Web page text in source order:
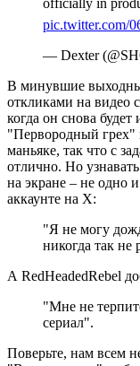
pic.twitter.com/
— Dexter
В минувшие
откликами на видео
когда он снова
"Первородный
маньяке, так что с
отлично. Но
на экране – не одно
аккаунте на X:
"Я не могу
никогда так не
А RedHeadedRebel
"Мне не
сериал".
Поверьте, нам всем